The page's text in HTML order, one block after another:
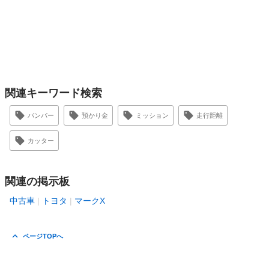
関連キーワード検索
バンパー 預かり金 ミッション 走行距離
カッター
関連の掲示板
中古車 トヨタ マークX
ページTOPへ